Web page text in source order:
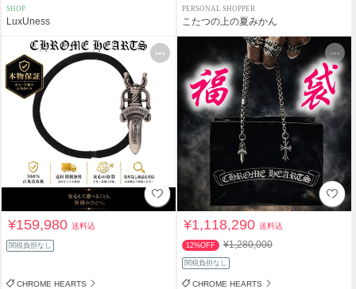
SHOP
LuxUness
PERSONAL SHOPPER
こたつの上の夏みかん
¥159,980送料込
関税負担なし
CHROME HEARTS
¥1,118,290送料込
12%OFF ¥1,280,000
関税負担なし
CHROME HEARTS